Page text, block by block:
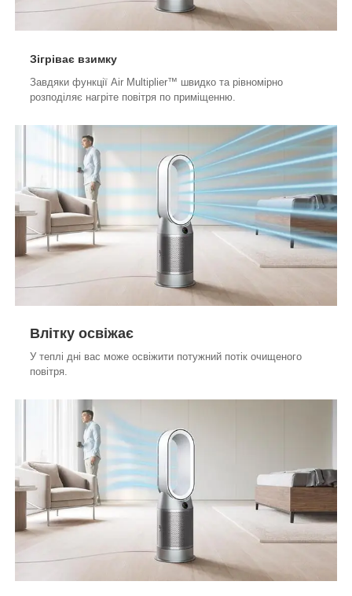
Зігріває взимку
Завдяки функції Air Multiplier™ швидко та рівномірно
розподіляє нагріте повітря по приміщенню.
Влітку освіжає
У теплі дні вас може освіжити потужний потік очищеного
повітря.